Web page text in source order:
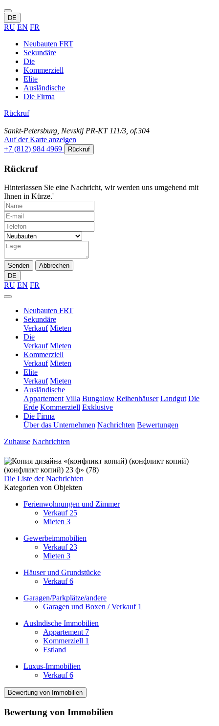
DE
RU EN FR
Neubauten FRT
Sekundäre
Die
Kommerziell
Elite
Ausländische
Die Firma
Rückruf
Sankt-Petersburg, Nevskij PR-KT 111/3, of.304
Auf der Karte anzeigen
+7 (812) 984 4969
Rückruf
Rückruf
Hinterlassen Sie eine Nachricht, wir werden uns umgehend mit
Ihnen in Kürze.'
Senden
Abbrechen
DE
RU EN FR
Neubauten FRT
Sekundäre
Verkauf Mieten
Die
Verkauf Mieten
Kommerziell
Verkauf Mieten
Elite
Verkauf Mieten
Ausländische
Appartement Villa Bungalow Reihenhäuser Landgut Die
Erde Kommerziell Exklusive
Die Firma
Über das Unternehmen Nachrichten Bewertungen
Zuhause Nachrichten
Die Liste der Nachrichten
Kategorien von Objekten
Ferienwohnungen und Zimmer
Verkauf 25
Mieten 3
Gewerbeimmobilien
Verkauf 23
Mieten 3
Häuser und Grundstücke
Verkauf 6
Garagen/Parkplätze/andere
Garagen und Boxen / Verkauf 1
Auslndische Immobilien
Appartement 7
Kommerziell 1
Estland
Luxus-Immobilien
Verkauf 6
Bewertung von Immobilien
Bewertung von Immobilien